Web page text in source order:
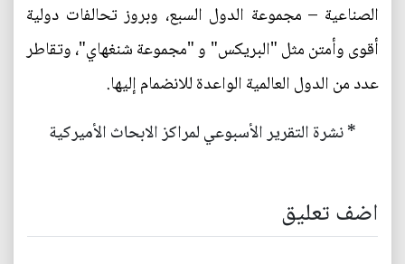
الصناعية – مجموعة الدول السبع، وبروز تحالفات دولية
أقوى وأمتن مثل "البريكس" و "مجموعة شنغهاي"، وتقاطر
عدد من الدول العالمية الواعدة للانضمام إليها.
* نشرة التقرير الأسبوعي لمراكز الابحاث الأميركية
اضف تعليق